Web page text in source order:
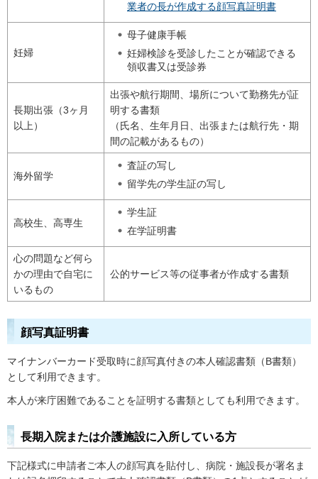
業者の長が作成する顔写真証明書
妊婦
母子健康手帳
妊婦検診を受診したことが確認できる
領収書又は受診券
長期出張（3ヶ月
以上）
出張や航行期間、場所について勤務先が証
明する書類
（氏名、生年月日、出張または航行先・期
間の記載があるもの）
海外留学
査証の写し
留学先の学生証の写し
高校生、高専生
学生証
在学証明書
心の問題など何ら
かの理由で自宅に
いるもの
公的サービス等の従事者が作成する書類
顔写真証明書
マイナンバーカード受取時に顔写真付きの本人確認書類（B書類）
として利用できます。
本人が来庁困難であることを証明する書類としても利用できます。
長期入院または介護施設に入所している方
下記様式に申請者ご本人の顔写真を貼付し、病院・施設長が署名ま